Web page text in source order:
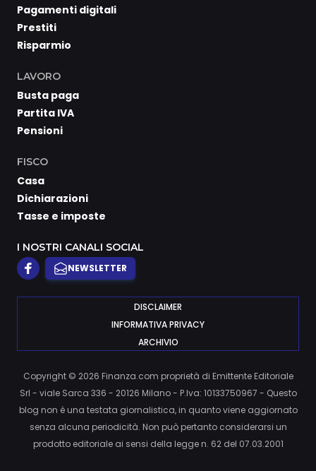
Pagamenti digitali
Prestiti
Risparmio
LAVORO
Busta paga
Partita IVA
Pensioni
FISCO
Casa
Dichiarazioni
Tasse e imposte
I NOSTRI CANALI SOCIAL
NEWSLETTER
DISCLAIMER
INFORMATIVA PRIVACY
ARCHIVIO
Copyright © 2026 Finanza.com proprietà di Emittente Editoriale
Srl - viale Sarca 336 - 20126 Milano - P.Iva: 10133750967 - Questo
blog non è una testata giornalistica, in quanto viene aggiornato
senza alcuna periodicità. Non può pertanto considerarsi un
prodotto editoriale ai sensi della legge n. 62 del 07.03.2001